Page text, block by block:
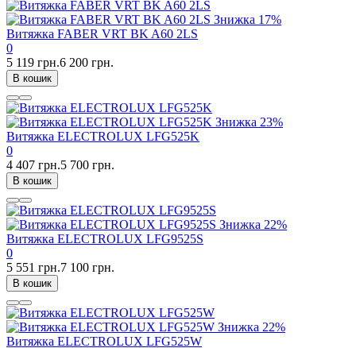
Знижка 17%
Витяжка FABER VRT BK A60 2LS
0
5 119 грн.6 200 грн.
В кошик
Знижка 23%
Витяжка ELECTROLUX LFG525K
0
4 407 грн.5 700 грн.
В кошик
Знижка 22%
Витяжка ELECTROLUX LFG9525S
0
5 551 грн.7 100 грн.
В кошик
Знижка 22%
Витяжка ELECTROLUX LFG525W